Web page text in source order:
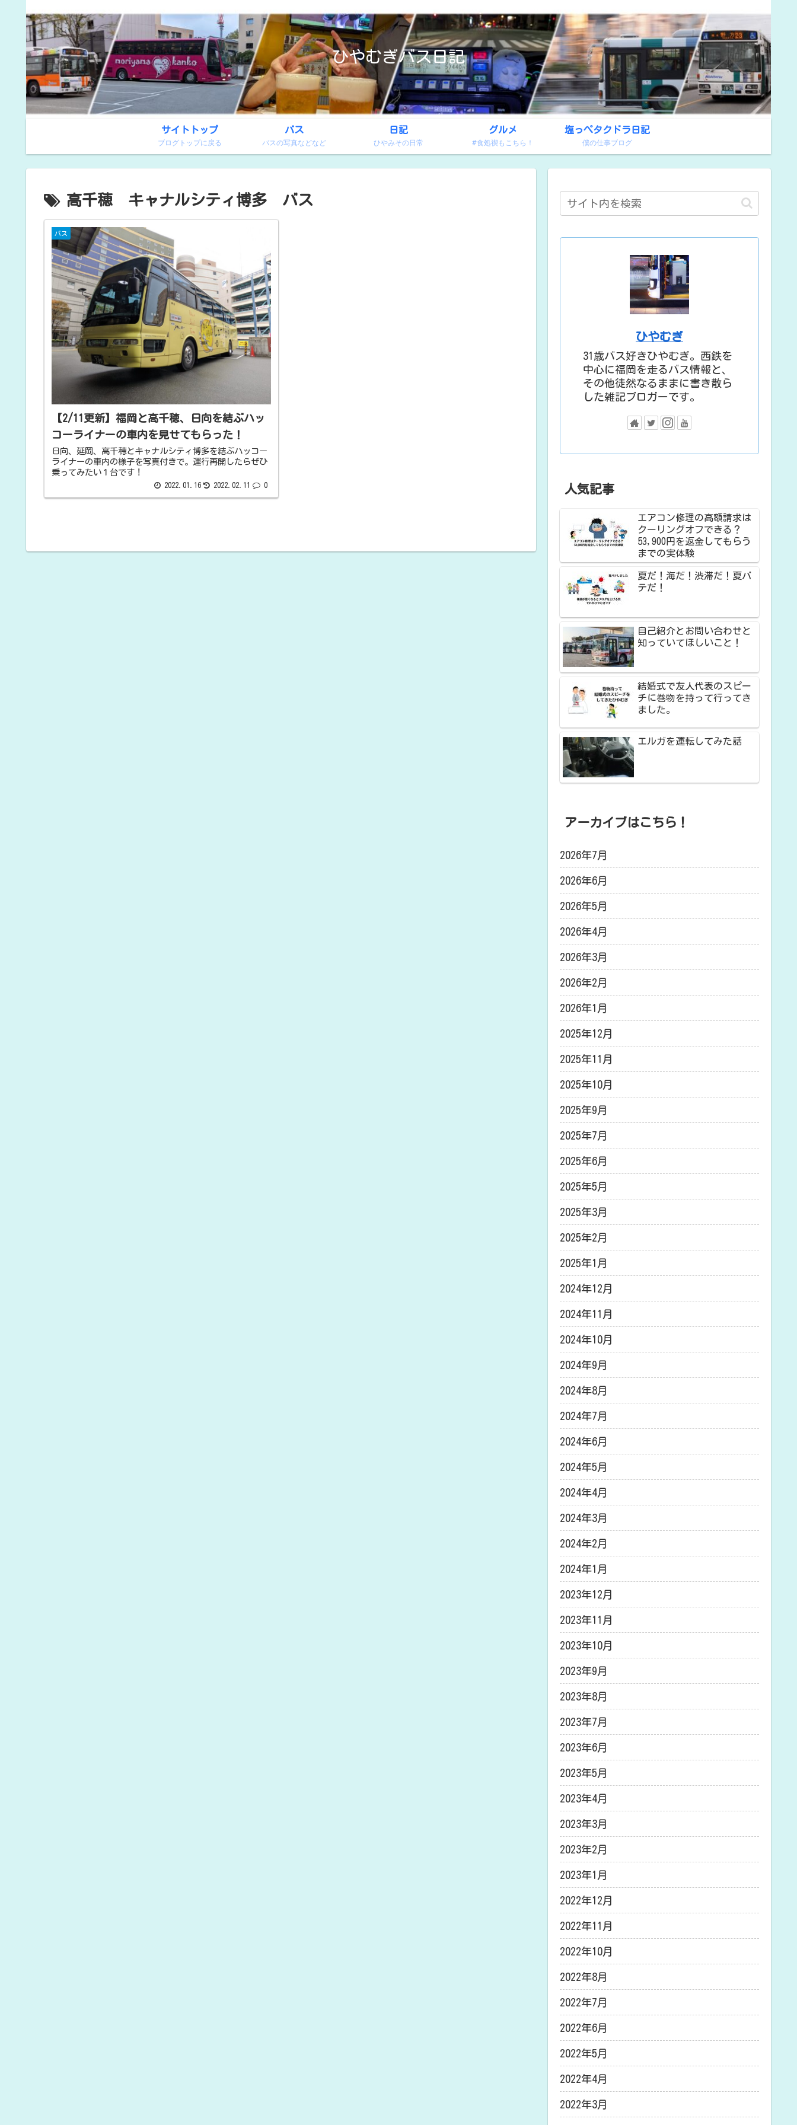
ひやむぎバス日記
サイトトップ
ブログトップに戻る
バス
バスの写真などなど
日記
ひやみその日常
グルメ
#食処禊もこちら！
塩っぺタクドラ日記
僕の仕事ブログ
高千穂 キャナルシティ博多 バス
バス
【2/11更新】福岡と高千穂、日向を結ぶハッ
コーライナーの車内を見せてもらった！
日向、延岡、高千穂とキャナルシティ博多を結ぶハッコー
ライナーの車内の様子を写真付きで。運行再開したらぜひ
乗ってみたい１台です！
2022.01.16 2022.02.11 0
ひやむぎ
31歳バス好きひやむぎ。西鉄を
中心に福岡を走るバス情報と、
その他徒然なるままに書き散ら
した雑記ブロガーです。
人気記事
エアコン修理の高額請求は
クーリングオフできる？
53,900円を返金してもらう
までの実体験
夏だ！海だ！渋滞だ！夏バ
テだ！
自己紹介とお問い合わせと
知っていてほしいこと！
結婚式で友人代表のスピー
チに巻物を持って行ってき
ました。
エルガを運転してみた話
アーカイブはこちら！
2026年7月
2026年6月
2026年5月
2026年4月
2026年3月
2026年2月
2026年1月
2025年12月
2025年11月
2025年10月
2025年9月
2025年7月
2025年6月
2025年5月
2025年3月
2025年2月
2025年1月
2024年12月
2024年11月
2024年10月
2024年9月
2024年8月
2024年7月
2024年6月
2024年5月
2024年4月
2024年3月
2024年2月
2024年1月
2023年12月
2023年11月
2023年10月
2023年9月
2023年8月
2023年7月
2023年6月
2023年5月
2023年4月
2023年3月
2023年2月
2023年1月
2022年12月
2022年11月
2022年10月
2022年8月
2022年7月
2022年6月
2022年5月
2022年4月
2022年3月